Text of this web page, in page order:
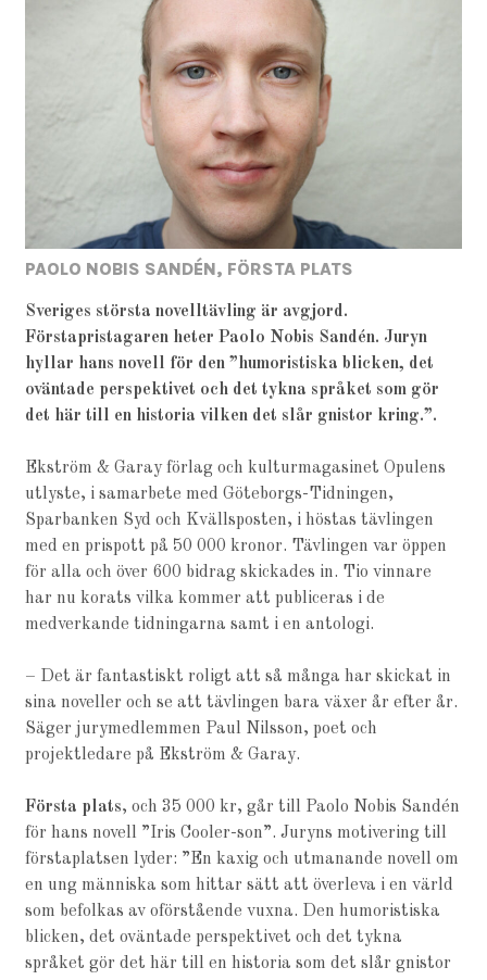
PAOLO NOBIS SANDÉN, FÖRSTA PLATS
Sveriges största novelltävling är avgjord.
Förstapristagaren heter Paolo Nobis Sandén. Juryn
hyllar hans novell för den ”humoristiska blicken, det
oväntade perspektivet och det tykna språket som gör
det här till en historia vilken det slår gnistor kring.”.
Ekström & Garay förlag och kulturmagasinet Opulens
utlyste, i samarbete med Göteborgs-Tidningen,
Sparbanken Syd och Kvällsposten, i höstas tävlingen
med en prispott på 50 000 kronor. Tävlingen var öppen
för alla och över 600 bidrag skickades in. Tio vinnare
har nu korats vilka kommer att publiceras i de
medverkande tidningarna samt i en antologi.
– Det är fantastiskt roligt att så många har skickat in
sina noveller och se att tävlingen bara växer år efter år.
Säger jurymedlemmen Paul Nilsson, poet och
projektledare på Ekström & Garay.
Första plats, och 35 000 kr, går till Paolo Nobis Sandén
för hans novell ”Iris Cooler-son”. Juryns motivering till
förstaplatsen lyder: ”En kaxig och utmanande novell om
en ung människa som hittar sätt att överleva i en värld
som befolkas av oförstående vuxna. Den humoristiska
blicken, det oväntade perspektivet och det tykna
språket gör det här till en historia som det slår gnistor